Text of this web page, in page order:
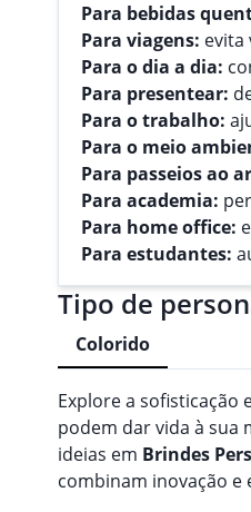
Para bebidas
Para viagens: evita
Para o dia a dia:
Para presentear:
Para o trabalho:
Para o meio
Para passeios ao
Para academia:
Para home office:
Para estudantes:
Tipo de
Colorido
Explore a sofisticação
podem dar vida à sua
ideias em Brindes
combinam inovação e